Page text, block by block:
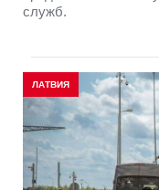
служб.
ЛАТВИЯ